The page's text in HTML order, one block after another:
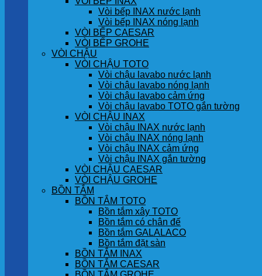
Vòi bếp INAX nước lạnh
Vòi bếp INAX nóng lạnh
VÒI BẾP CAESAR
VÒI BẾP GROHE
VÒI CHẬU
VÒI CHẬU TOTO
Vòi chậu lavabo nước lạnh
Vòi chậu lavabo nóng lạnh
Vòi chậu lavabo cảm ứng
Vòi chậu lavabo TOTO gắn tường
VÒI CHẬU INAX
Vòi chậu INAX nước lạnh
Vòi chậu INAX nóng lạnh
Vòi chậu INAX cảm ứng
Vòi chậu INAX gắn tường
VÒI CHẬU CAESAR
VÒI CHẬU GROHE
BỒN TẮM
BỒN TẮM TOTO
Bồn tắm xây TOTO
Bồn tắm có chân đế
Bồn tắm GALALACO
Bồn tắm đặt sàn
BỒN TẮM INAX
BỒN TẮM CAESAR